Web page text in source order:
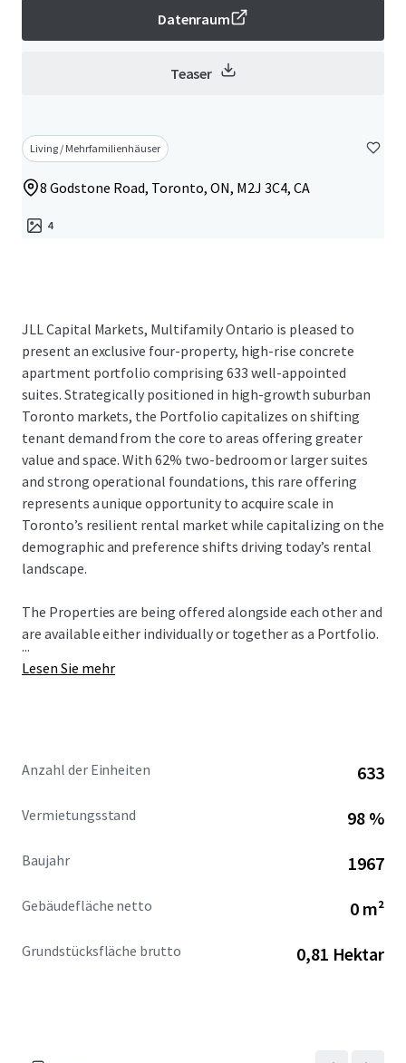
Datenraum
Teaser
Living / Mehrfamilienhäuser
8 Godstone Road, Toronto, ON, M2J 3C4, CA
4
JLL Capital Markets, Multifamily Ontario is pleased to
present an exclusive four-property, high-rise concrete
apartment portfolio comprising 633 well-appointed
suites. Strategically positioned in high-growth suburban
Toronto markets, the Portfolio capitalizes on shifting
tenant demand from the core to areas offering greater
value and space. With 62% two-bedroom or larger suites
and strong operational foundations, this rare offering
represents a unique opportunity to acquire scale in
Toronto’s resilient rental market while capitalizing on the
demographic and preference shifts driving today’s rental
landscape.
The Properties are being offered alongside each other and
are available either individually or together as a Portfolio.
...
Lesen Sie mehr
Anzahl der Einheiten 633
Vermietungsstand 98 %
Baujahr 1967
Gebäudefläche netto 0 m²
Grundstücksfläche brutto 0,81 Hektar